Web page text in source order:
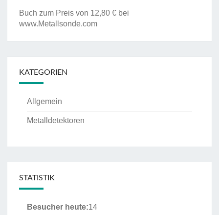
Buch zum Preis von 12,80 € bei
www.Metallsonde.com
KATEGORIEN
Allgemein
Metalldetektoren
STATISTIK
Besucher heute:14